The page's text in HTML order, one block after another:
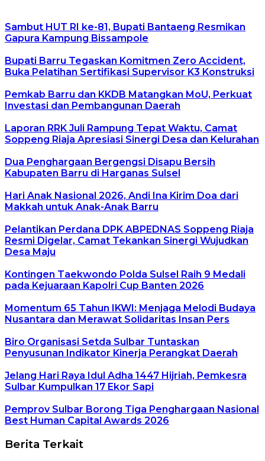
Sambut HUT RI ke-81, Bupati Bantaeng Resmikan
Gapura Kampung Bissampole
Bupati Barru Tegaskan Komitmen Zero Accident,
Buka Pelatihan Sertifikasi Supervisor K3 Konstruksi
Pemkab Barru dan KKDB Matangkan MoU, Perkuat
Investasi dan Pembangunan Daerah
Laporan RRK Juli Rampung Tepat Waktu, Camat
Soppeng Riaja Apresiasi Sinergi Desa dan Kelurahan
Dua Penghargaan Bergengsi Disapu Bersih
Kabupaten Barru di Harganas Sulsel
Hari Anak Nasional 2026, Andi Ina Kirim Doa dari
Makkah untuk Anak-Anak Barru
Pelantikan Perdana DPK ABPEDNAS Soppeng Riaja
Resmi Digelar, Camat Tekankan Sinergi Wujudkan
Desa Maju
Kontingen Taekwondo Polda Sulsel Raih 9 Medali
pada Kejuaraan Kapolri Cup Banten 2026
Momentum 65 Tahun IKWI: Menjaga Melodi Budaya
Nusantara dan Merawat Solidaritas Insan Pers
Biro Organisasi Setda Sulbar Tuntaskan
Penyusunan Indikator Kinerja Perangkat Daerah
Jelang Hari Raya Idul Adha 1447 Hijriah, Pemkesra
Sulbar Kumpulkan 17 Ekor Sapi
Pemprov Sulbar Borong Tiga Penghargaan Nasional
Best Human Capital Awards 2026
Berita Terkait